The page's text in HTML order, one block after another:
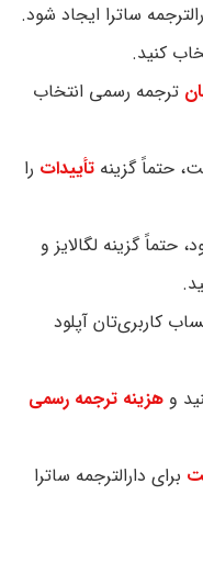
ساترا ایجاد شود.
کنید.
ترجمه رسمی انتخاب
حتماً گزینه تأییدات را
حتماً گزینه لگالایز و
کاربری‌تان آپلود
و هزینه ترجمه رسمی
برای دارالترجمه ساترا